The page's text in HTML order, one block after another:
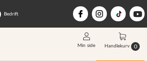
Bedrift
Min side Handlekurv 0